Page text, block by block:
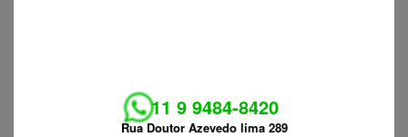
11 9 9484-8420
Rua Doutor Azevedo lima 289